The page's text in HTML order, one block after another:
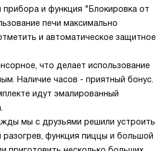
и функция "Блокировка от
печи максимально
и автоматическое защитное
что делает использование
Наличие часов - приятный бонус.
идут эмалированный
мы с друзьями решили устроить
функция пиццы и большой